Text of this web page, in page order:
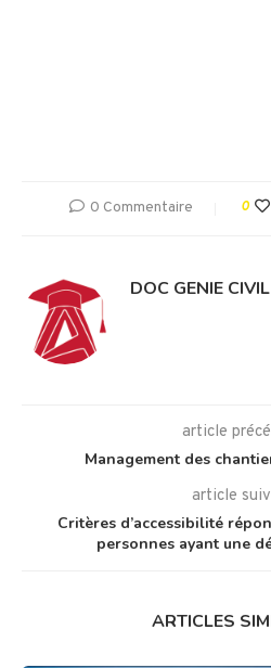
0 Commentaire 0
DOC GENIE CIVIL
article
Management des
article
Critères d’accessibilité
personnes ayant une
ARTICLES